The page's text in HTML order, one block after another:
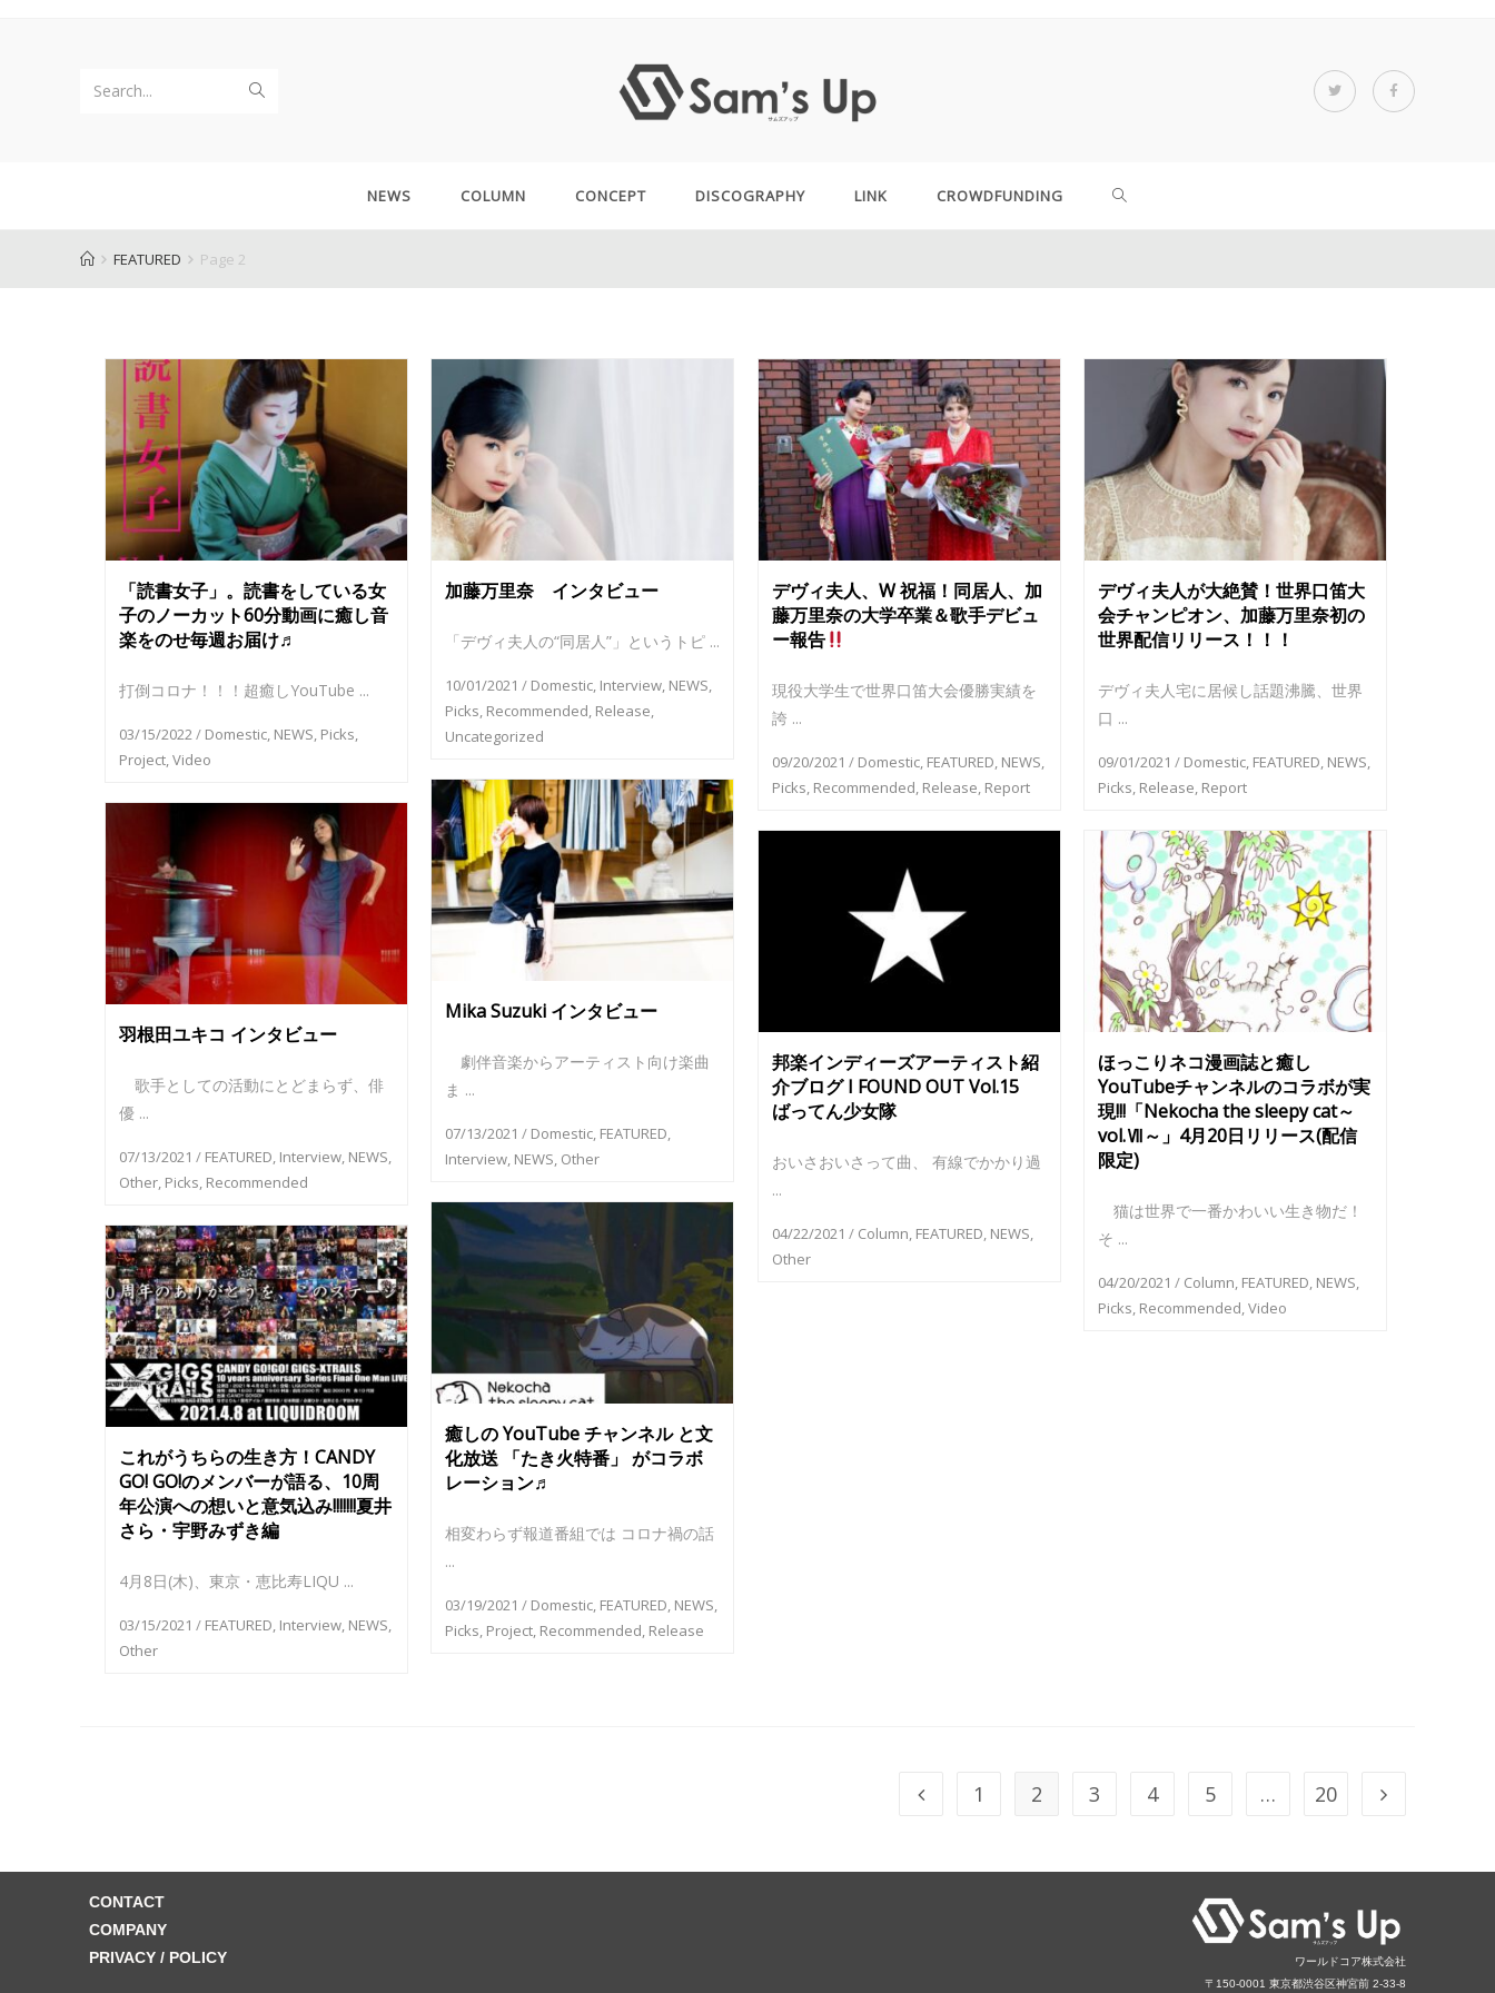
Search...
NEWS COLUMN CONCEPT DISCOGRAPHY LINK CROWDFUNDING
FEATURED Page 2
「読書女子」。読書をしている女
子のノーカット60分動画に癒し音
楽をのせ毎週お届け♬
打倒コロナ！！！超癒しYouTube ...
03/15/2022/ Domestic, NEWS, Picks,
Project,Video
加藤万里奈 インタビュー
「デヴィ夫人の“同居人”」というトピ ...
10/01/2021 / Domestic, Interview, NEWS,
Picks, Recommended, Release,
Uncategorized
デヴィ夫人、W 祝福！同居人、加
藤万里奈の大学卒業＆歌手デビュ
ー報告
現役大学生で世界口笛大会優勝実績を
誇 ...
09/20/2021 / Domestic, FEATURED, NEWS,
Picks, Recommended, Release, Report
デヴィ夫人が大絶賛！世界口笛大
会チャンピオン、加藤万里奈初の
世界配信リリース！！！
デヴィ夫人宅に居候し話題沸騰、世界
口 ...
09/01/2021 / Domestic, FEATURED, NEWS,
Picks, Release, Report
Mika Suzuki インタビュー
劇伴音楽からアーティスト向け楽曲
ま ...
07/13/2021 / Domestic, FEATURED,
Interview, NEWS, Other
羽根田ユキコ インタビュー
歌手としての活動にとどまらず、俳
優 ...
07/13/2021 / FEATURED, Interview, NEWS,
Other, Picks, Recommended
邦楽インディーズアーティスト紹
介ブログ I FOUND OUT Vol.15
ばってん少女隊
おいさおいさって曲、 有線でかかり過
...
04/22/2021 / Column, FEATURED, NEWS,
Other
ほっこりネコ漫画誌と癒し
YouTubeチャンネルのコラボが実
現!!!「Nekocha the sleepy cat～
vol.Ⅶ～」4月20日リリース(配信
限定)
猫は世界で一番かわいい生き物だ！
そ ...
04/20/2021 / Column, FEATURED, NEWS,
Picks, Recommended,Video
癒しの YouTube チャンネル と文
化放送 「たき火特番」 がコラボ
レーション♬
相変わらず報道番組では コロナ禍の話
...
03/19/2021 / Domestic, FEATURED, NEWS,
Picks, Project, Recommended, Release
これがうちらの生き方！CANDY
GO! GO!のメンバーが語る、10周
年公演への想いと意気込み!!!!!!!夏井
さら・宇野みずき編
4月8日(木)、東京・恵比寿LIQU ...
03/15/2021 / FEATURED, Interview, NEWS,
Other
1 2 3 4 5 … 20
CONTACT
COMPANY
PRIVACY / POLICY
ワールドコア株式会社
〒150‐0001 東京都渋谷区神宮前 2-33-8